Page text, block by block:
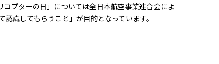
プターの日」については全日本航空事業連合会によ
識してもらうこと」が目的となっています。